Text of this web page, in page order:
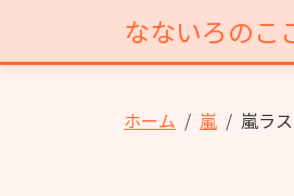
なないろのこ
ホーム 嵐 嵐ラ